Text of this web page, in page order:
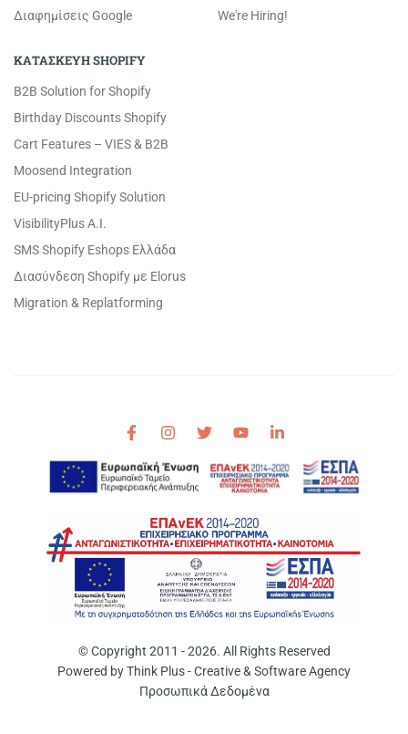
Διαφημίσεις Google
We're Hiring!
ΚΑΤΑΣΚΕΥΗ SHOPIFY
B2B Solution for Shopify
Birthday Discounts Shopify
Cart Features – VIES & B2B
Moosend Integration
EU-pricing Shopify Solution
VisibilityPlus A.I.
SMS Shopify Eshops Ελλάδα
Διασύνδεση Shopify με Elorus
Migration & Replatforming
© Copyright 2011 - 2026. All Rights Reserved
Powered byThink Plus - Creative & Software Agency
Προσωπικά Δεδομένα